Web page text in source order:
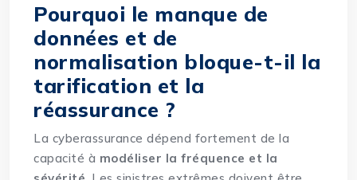
Pourquoi le manque de
données et de
normalisation bloque-t-il la
tarification et la
réassurance ?
La cyberassurance dépend fortement de la
capacité à modéliser la fréquence et la